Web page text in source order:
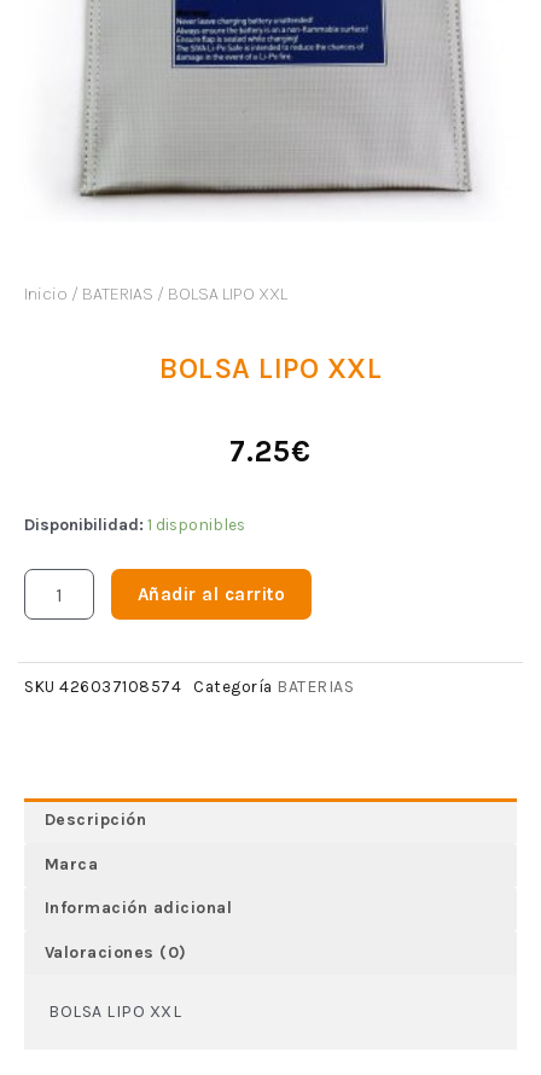
Inicio / BATERIAS / BOLSA LIPO XXL
BOLSA LIPO XXL
7.25€
Disponibilidad: 1 disponibles
Añadir al carrito
SKU 426037108574 Categoría BATERIAS
Descripción
Marca
Información adicional
Valoraciones (0)
BOLSA LIPO XXL